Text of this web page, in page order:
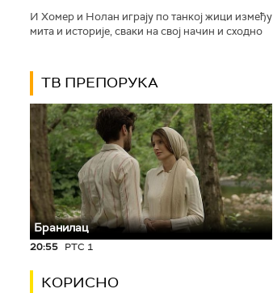
И Хомер и Нолан играју по танкој жици између
мита и историје, сваки на свој начин и сходно
ТВ ПРЕПОРУКА
Бранилац
20:55 РТС 1
КОРИСНО